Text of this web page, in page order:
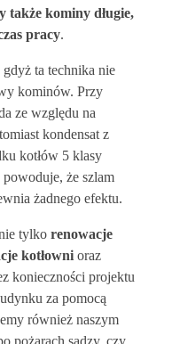
kominy długie,
pracy.
ta technika nie
kominów. Przy
ze względu na
kondensat z
kotłów 5 klasy
że szlam
żadnego efektu.
tylko renowacje
kotłowni oraz
konieczności projektu
za pomocą
również naszym
pożarach sadzy, czy